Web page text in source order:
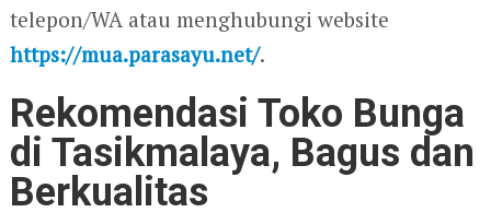
telepon/WA atau menghubungi website
https://mua.parasayu.net/.
Rekomendasi Toko Bunga
di Tasikmalaya, Bagus dan
Berkualitas